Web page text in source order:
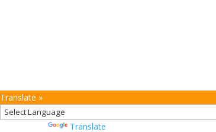
Translate »
Translate